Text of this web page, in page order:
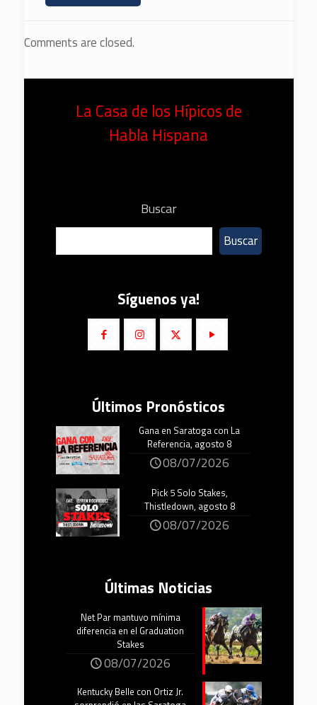
Comments are closed.
La Casa de los Hípicos de
Habla Hispana
Buscar
Buscar
Síguenos ya!
Últimos Pronósticos
Gana en Saratoga con La
Referencia, agosto 8
08/07/2026
Pick 5 Solo Stakes,
Thistledown, agosto 8
08/07/2026
Últimas Noticias
Net Par mantuvo mínima
diferencia en el Graduation
Stakes
08/07/2026
Kentucky Belle con Ortiz Jr.